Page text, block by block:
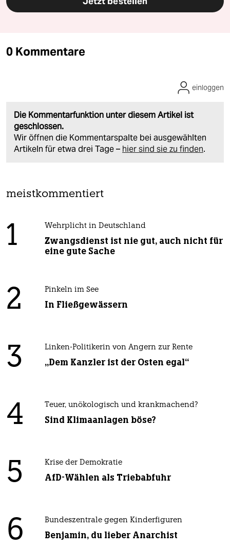
0 Kommentare
Die Kommentarfunktion unter diesem Artikel ist
geschlossen.
Wir öffnen die Kommentarspalte bei ausgewählten
Artikeln für etwa drei Tage – hier sind sie zu finden.
einloggen
meistkommentiert
1 Wehrplicht in Deutschland
Zwangsdienst ist nie gut, auch nicht für
eine gute Sache
2 Pinkeln im See
In Fließgewässern
3 Linken-Politikerin von Angern zur Rente
„Dem Kanzler ist der Osten egal“
4 Teuer, unökologisch und krankmachend?
Sind Klimaanlagen böse?
5 Krise der Demokratie
AfD-Wählen als Triebabfuhr
6 Bundeszentrale gegen Kinderfiguren
Benjamin, du lieber Anarchist